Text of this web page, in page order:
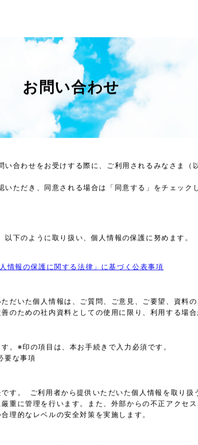
お問い合わせ
合わせをお受けする際に、ご利用されるみなさま（
ただき、同意される場合は「同意する」をチェック
以下のように取り扱い、個人情報の保護に努めます。
人情報の保護に関する法律」に基づく公表事項
だいた個人情報は、ご質問、ご意見、ご要望、資料
のための社内資料としての使用に限り、利用する場合
。※印の項目は、本お手続きで入力必須です。
要な事項
す。 ご利用者から提供いただいた個人情報を取り扱
重に管理を行います。また、外部からの不正アクセ
理的なレベルの安全対策を実施します。